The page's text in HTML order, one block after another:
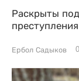
Раскрыты
Ербол Садыков